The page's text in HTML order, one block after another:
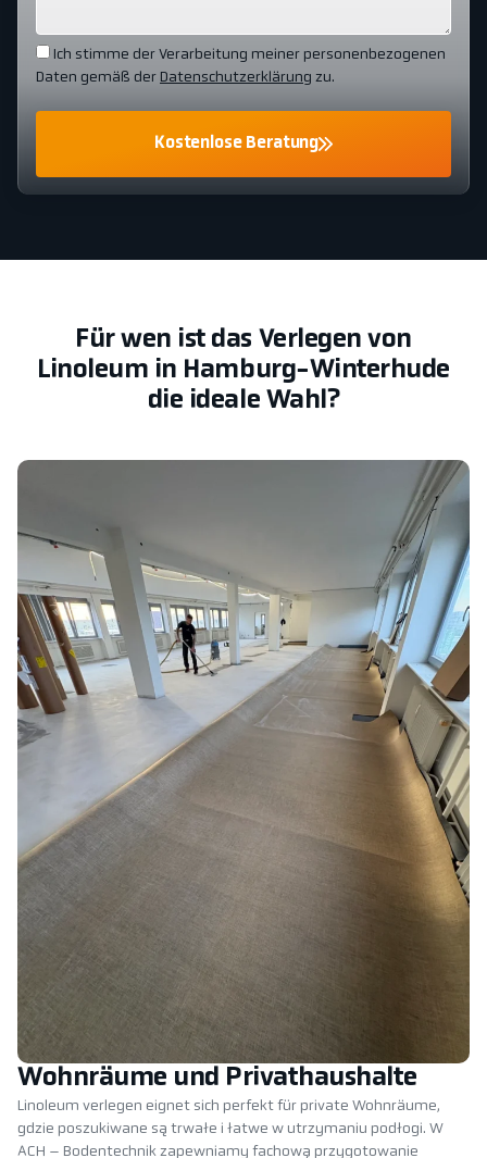
Ich stimme der Verarbeitung meiner personenbezogenen
Daten gemäß der Datenschutzerklärung zu.
Kostenlose Beratung
Für wen ist das Verlegen von
Linoleum in Hamburg-Winterhude
die ideale Wahl?
Wohnräume und Privathaushalte
Linoleum verlegen eignet sich perfekt für private Wohnräume,
gdzie poszukiwane są trwałe i łatwe w utrzymaniu podłogi. W
ACH – Bodentechnik zapewniamy fachową przygotowanie